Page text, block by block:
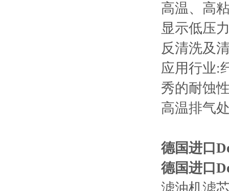
高温、高
显示低压
反清洗及
应用行业:
秀的耐蚀
高温排气
德国进口
德国进口
滤油机滤